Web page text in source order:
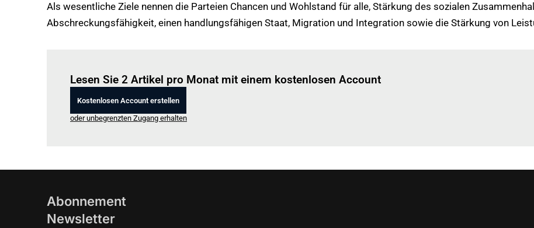
Als wesentliche Ziele nennen die Parteien Chancen und Wohlstand für alle, Stärkung des sozialen
Abschreckungsfähigkeit, einen handlungsfähigen Staat, Migration und Integration sowie die Stärkung von
Lesen Sie 2 Artikel pro Monat mit einem kostenlosen Account
Kostenlosen Account erstellen
oder unbegrenzten Zugang erhalten
Abonnement
Newsletter